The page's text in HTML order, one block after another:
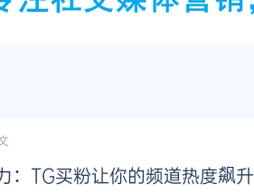
：TG买粉让你的频道热度飙升